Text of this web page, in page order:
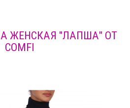
ЖЕНСКАЯ "ЛАПША" ОТ
COMFI